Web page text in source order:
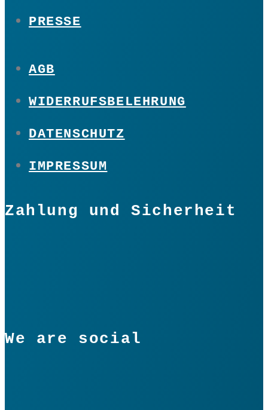
PRESSE
AGB
WIDERRUFSBELEHRUNG
DATENSCHUTZ
IMPRESSUM
Zahlung und Sicherheit
We are social